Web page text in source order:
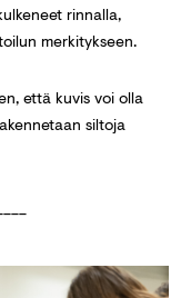
rinnalla,
merkitykseen.
että kuvis voi olla
siltoja